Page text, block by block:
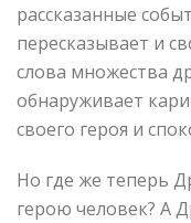
рассказанные
пересказывает и
слова множества
обнаруживает
своего героя и
Но где же теперь
герою человек? А